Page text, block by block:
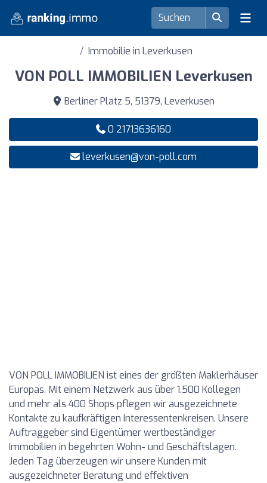
Immobilie in Leverkusen
VON POLL IMMOBILIEN Leverkusen
Berliner Platz 5, 51379, Leverkusen
0 21713636160
leverkusen@von-poll.com
VON POLL IMMOBILIEN ist eines der größten Maklerhäuser
Europas. Mit einem Netzwerk aus über 1.500 Kollegen
und mehr als 400 Shops pflegen wir ausgezeichnete
Kontakte zu kaufkräftigen Interessentenkreisen. Unsere
Auftraggeber sind Eigentümer wertbeständiger
Immobilien in begehrten Wohn- und Geschäftslagen.
Jeden Tag überzeugen wir unsere Kunden mit
ausgezeichneter Beratung und effektiven